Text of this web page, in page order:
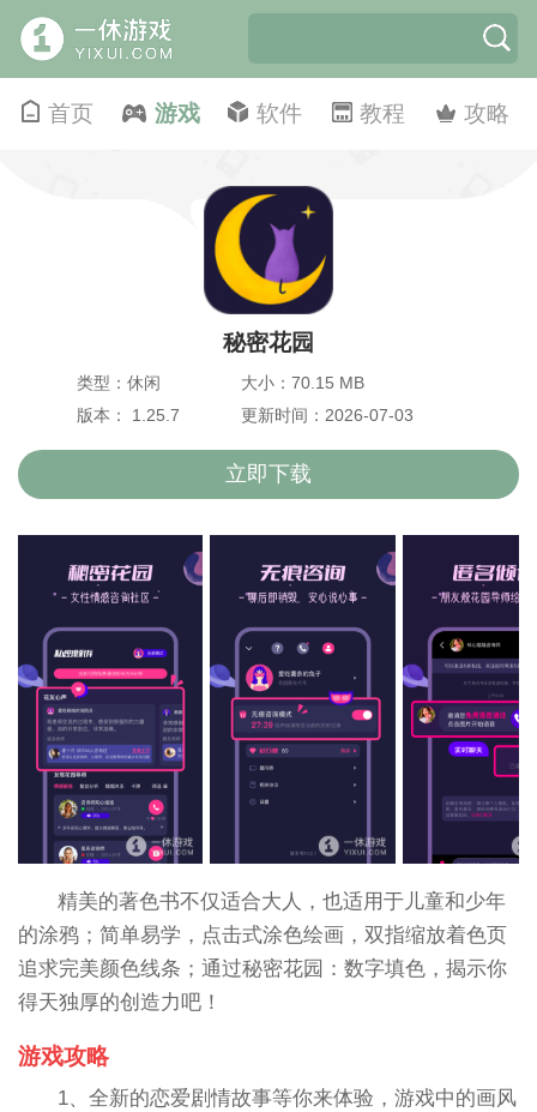
首页 游戏 软件 教程 攻略
秘密花园
类型：休闲
大小：70.15 MB
版本： 1.25.7
更新时间：2026-07-03
立即下载
精美的著色书不仅适合大人，也适用于儿童和少年
的涂鸦；简单易学，点击式涂色绘画，双指缩放着色页
追求完美颜色线条；通过秘密花园：数字填色，揭示你
得天独厚的创造力吧！
游戏攻略
1、全新的恋爱剧情故事等你来体验，游戏中的画风